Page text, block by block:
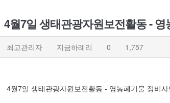
4월7일 생태관광자원보전활동 -
최고관리자 지금하례리 0 1,757
4월7일 생태관광자원보전활동 - 영농폐기물 정비